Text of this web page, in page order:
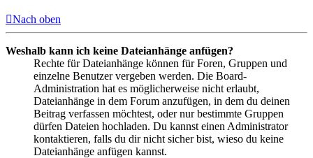
Nach oben
Weshalb kann ich keine Dateianhänge anfügen?
Rechte für Dateianhänge können für Foren, Gruppen und
einzelne Benutzer vergeben werden. Die Board-
Administration hat es möglicherweise nicht erlaubt,
Dateianhänge in dem Forum anzufügen, in dem du deinen
Beitrag verfassen möchtest, oder nur bestimmte Gruppen
dürfen Dateien hochladen. Du kannst einen Administrator
kontaktieren, falls du dir nicht sicher bist, wieso du keine
Dateianhänge anfügen kannst.